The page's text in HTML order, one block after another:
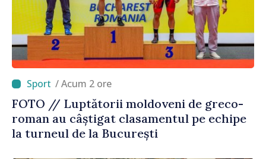
/ Acum 2 ore
FOTO // Luptătorii moldoveni de greco-
roman au câștigat clasamentul pe echipe
la turneul de la București